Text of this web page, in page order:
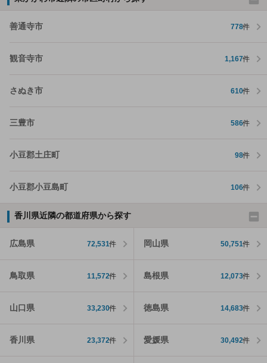
善通寺市 778件
観音寺市 1,167件
さぬき市 610件
三豊市 586件
小豆郡土庄町 98件
小豆郡小豆島町 106件
香川県近隣の都道府県から探す
広島県 72,531件 岡山県 50,751件
鳥取県 11,572件 島根県 12,073件
山口県 33,230件 徳島県 14,683件
香川県 23,372件 愛媛県 30,492件